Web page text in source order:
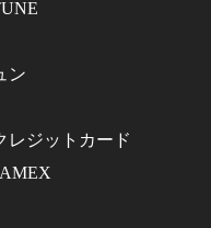
ン
レジットカード